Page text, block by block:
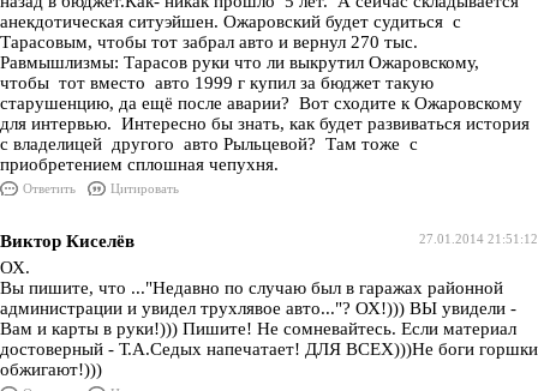
анекдотическая ситуэйшен. Ожаровский будет судиться с
Тарасовым, чтобы тот забрал авто и вернул 270 тыс.
Равмышлизмы: Тарасов руки что ли выкрутил Ожаровскому,
чтобы тот вместо авто 1999 г купил за бюджет такую
старушенцию, да ещё после аварии? Вот сходите к Ожаровскому
для интервью. Интересно бы знать, как будет развиваться история
с владелицей другого авто Рыльцевой? Там тоже с
приобретением сплошная чепухня.
Ответить Цитировать
27.01.2014 21:51:12
Виктор Киселёв
ОХ.
Вы пишите, что ..."Недавно по случаю был в гаражах районной
администрации и увидел трухлявое авто..."? ОХ!))) ВЫ увидели -
Вам и карты в руки!))) Пишите! Не сомневайтесь. Если материал
достоверный - Т.А.Седых напечатает! ДЛЯ ВСЕХ)))Не боги горшки
обжигают!)))